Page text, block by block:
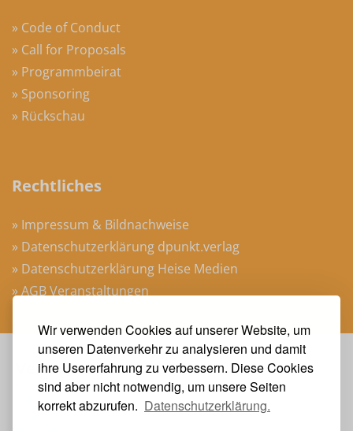
Wir verwenden Cookies auf unserer Website, um
unseren Datenverkehr zu analysieren und damit
ihre Usererfahrung zu verbessern. Diese Cookies
sind aber nicht notwendig, um unsere Seiten
korrekt abzurufen. Datenschutzerklärung.
» Code of Conduct
» Call for Proposals
» Programmbeirat
» Sponsoring
» Rückschau
Rechtliches
» Impressum & Bildnachweise
» Datenschutzerklärung dpunkt.verlag
» Datenschutzerklärung Heise Medien
» AGB Veranstaltungen
Veranstalter